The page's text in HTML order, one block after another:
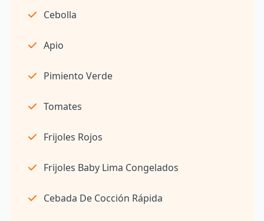
Cebolla
Apio
Pimiento Verde
Tomates
Frijoles Rojos
Frijoles Baby Lima Congelados
Cebada De Cocción Rápida